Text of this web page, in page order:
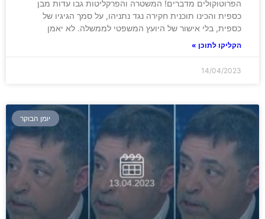
הפרוטוקולים מדברים! המשטרה והפרקליטות גבו עדות מבן
כספית והכינו תוכנית חקירה נגד נתניהו, על סמך הגיגיו של
כספית, בלי אישור של היועץ המשפטי לממשלה. לא יאמן
הקליקו לתוכן »
14/04/2023
יומן הבוקר